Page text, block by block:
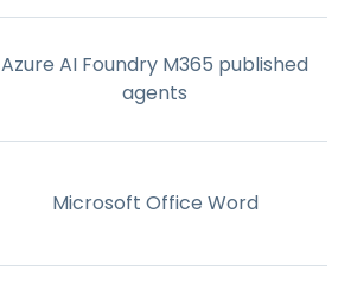
Azure AI Foundry M365 published
agents
Microsoft Office Word